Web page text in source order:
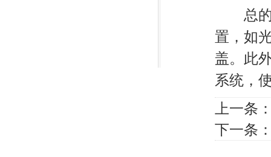
总的
置，如
盖。此
系统，
上一条
下一条